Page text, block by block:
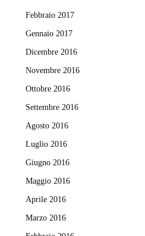
Febbraio 2017
Gennaio 2017
Dicembre 2016
Novembre 2016
Ottobre 2016
Settembre 2016
Agosto 2016
Luglio 2016
Giugno 2016
Maggio 2016
Aprile 2016
Marzo 2016